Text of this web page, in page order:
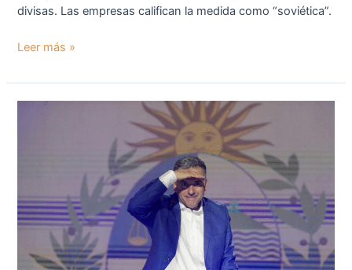
divisas. Las empresas califican la medida como “soviética”.
Leer más »
comprar
gas
Vaca